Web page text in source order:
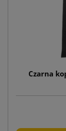
Czarna